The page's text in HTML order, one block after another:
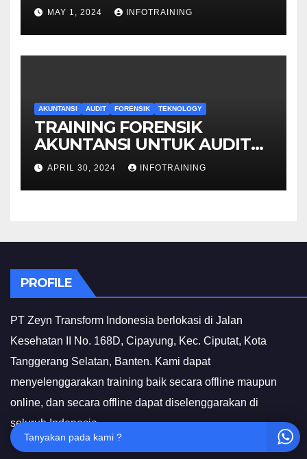
PENYELIDIKAN
MAY 1, 2024 INFOTRAINING
AKUNTANSI AUDIT FORENSIK TEKNOLOGY
TRAINING FORENSIK
AKUNTANSI UNTUK AUDIT
INVESTIGATIF
APRIL 30, 2024 INFOTRAINING
PROFILE
PT Zeyn Transform Indonesia berlokasi di Jalan
Kesehatan II No. 168D, Cipayung, Kec. Ciputat, Kota
Tanggerang Selatan, Banten. Kami dapat
menyelenggarakan training baik secara offline maupun
online, dan secara offline dapat diselenggarakan di
seluruh Indonesia.
Tanyakan pada kami ?